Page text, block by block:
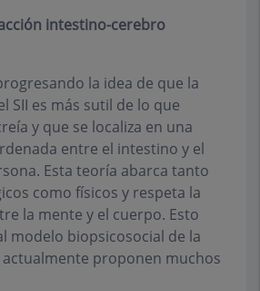
intestino-cerebro
la idea de que la
SII es más sutil de lo que
y que se localiza en una
entre el intestino y el
Esta teoría abarca tanto
como físicos y respeta la
la mente y el cuerpo. Esto
modelo biopsicosocial de la
proponen muchos